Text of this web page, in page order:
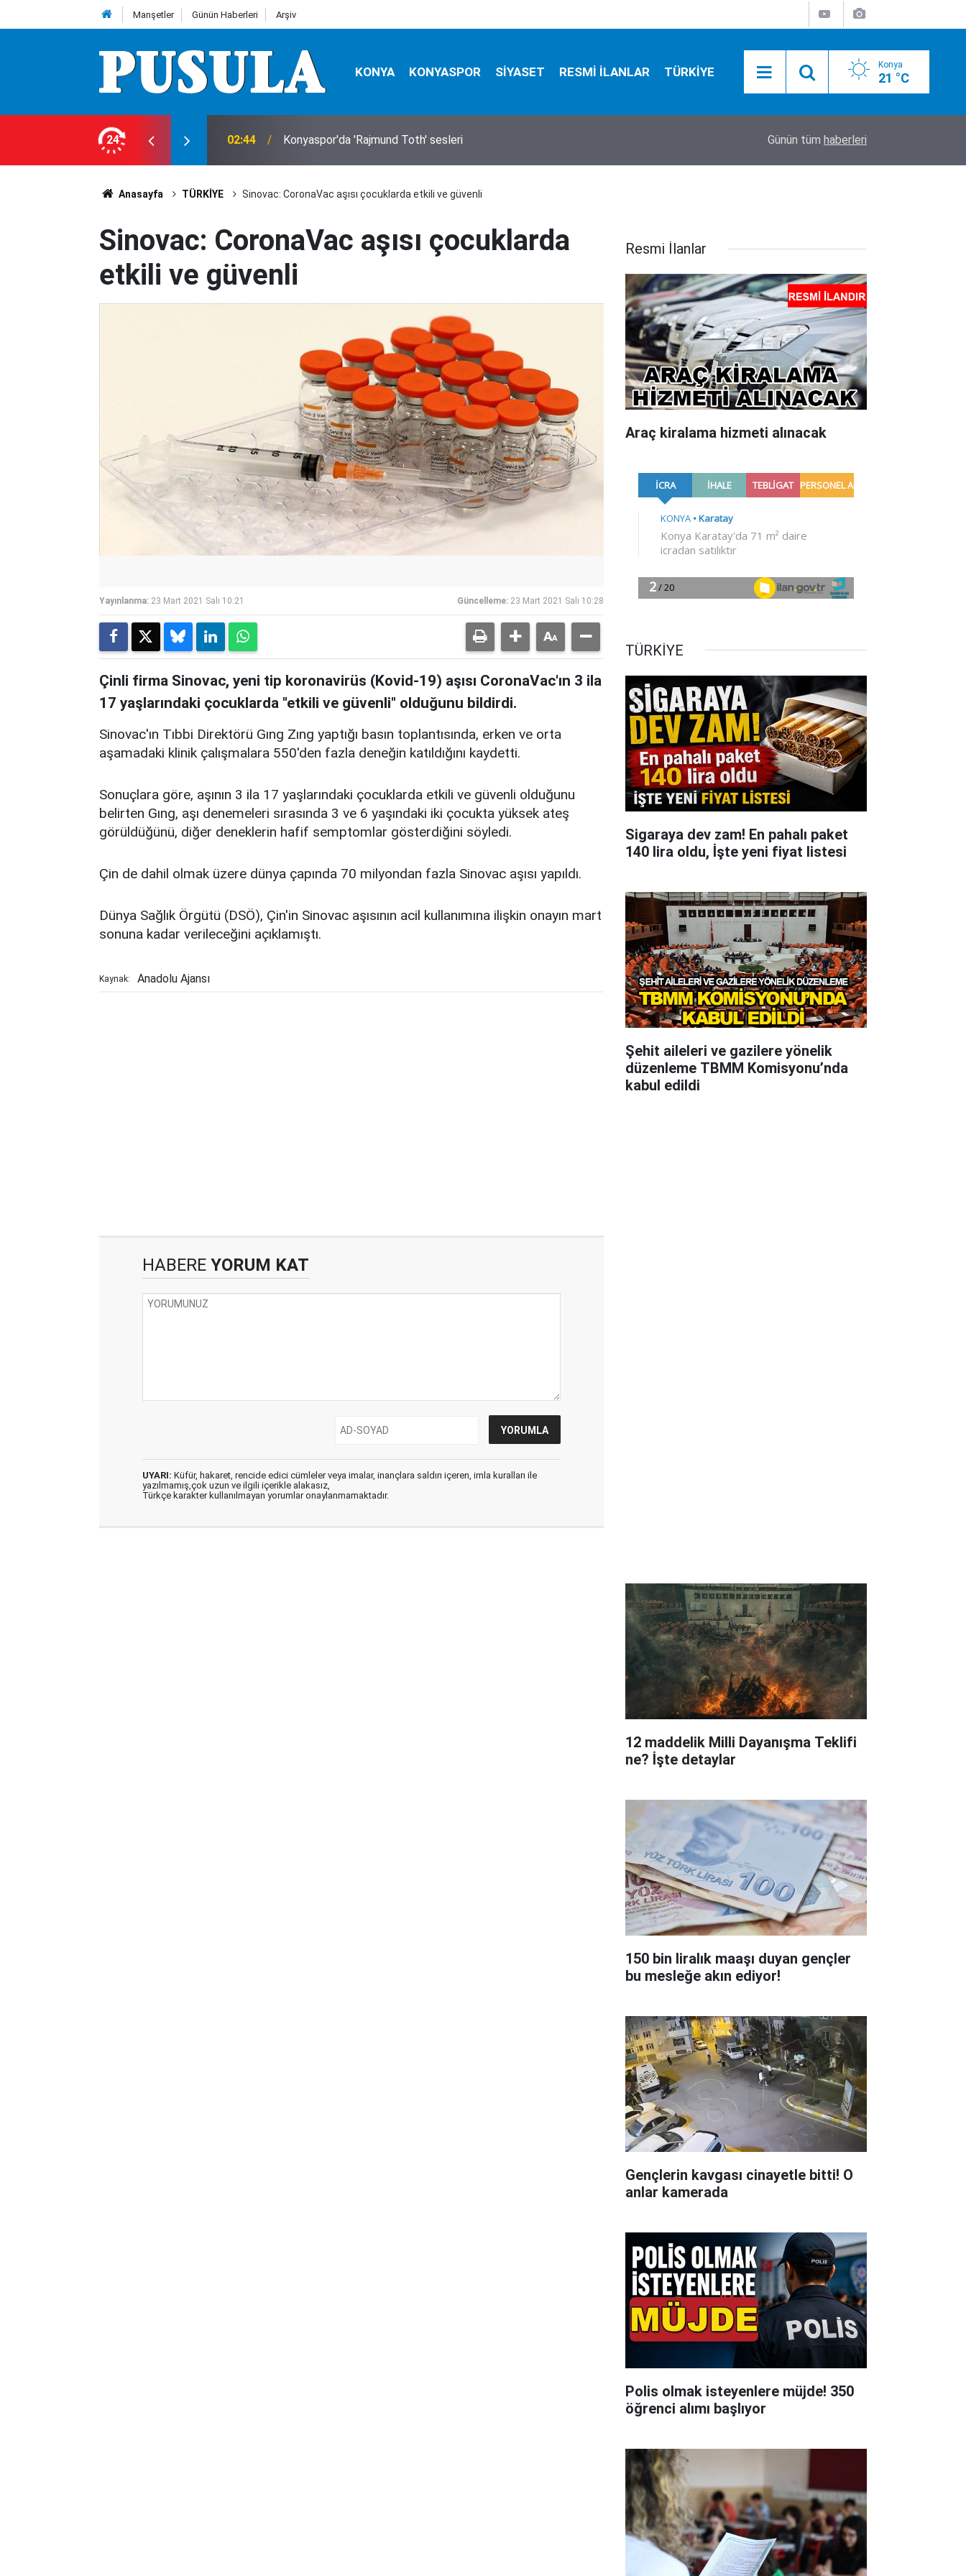
Manşetler Günün Haberleri Arşiv
KONYA KONYASPOR SİYASET RESMİ İLANLAR TÜRKİYE Konya
21 °C
24 00:00 Araç kiralama hizmeti alınacak Camide asılı halde bulundu
Günün tüm haberleri
Anasayfa TÜRKİYE Sinovac: CoronaVac aşısı çocuklarda etkili ve güvenli
Sinovac: CoronaVac aşısı çocuklarda
etkili ve güvenli
Yayınlanma: 23 Mart 2021 Salı 10:21 Güncelleme: 23 Mart 2021 Salı 10:28
Çinli firma Sinovac, yeni tip koronavirüs (Kovid-19) aşısı CoronaVac'ın 3 ila
17 yaşlarındaki çocuklarda "etkili ve güvenli" olduğunu bildirdi.
Sinovac'ın Tıbbi Direktörü Gıng Zıng yaptığı basın toplantısında, erken ve orta
aşamadaki klinik çalışmalara 550'den fazla deneğin katıldığını kaydetti.
Sonuçlara göre, aşının 3 ila 17 yaşlarındaki çocuklarda etkili ve güvenli olduğunu
belirten Gıng, aşı denemeleri sırasında 3 ve 6 yaşındaki iki çocukta yüksek ateş
görüldüğünü, diğer deneklerin hafif semptomlar gösterdiğini söyledi.
Çin de dahil olmak üzere dünya çapında 70 milyondan fazla Sinovac aşısı yapıldı.
Dünya Sağlık Örgütü (DSÖ), Çin'in Sinovac aşısının acil kullanımına ilişkin onayın mart
sonuna kadar verileceğini açıklamıştı.
Kaynak: Anadolu Ajansı
HABERE YORUM KAT
UYARI: Küfür, hakaret, rencide edici cümleler veya imalar, inançlara saldırı içeren, imla kuralları ile
yazılmamış,çok uzun ve ilgili içerikle alakasız,
Türkçe karakter kullanılmayan yorumlar onaylanmamaktadır.
Resmi İlanlar
Araç kiralama hizmeti alınacak
TÜRKİYE
Sigaraya dev zam! En pahalı paket
140 lira oldu, İşte yeni fiyat listesi
Şehit aileleri ve gazilere yönelik
düzenleme TBMM Komisyonu’nda
kabul edildi
12 maddelik Milli Dayanışma Teklifi
ne? İşte detaylar
150 bin liralık maaşı duyan gençler
bu mesleğe akın ediyor!
Gençlerin kavgası cinayetle bitti! O
anlar kamerada
Polis olmak isteyenlere müjde! 350
öğrenci alımı başlıyor